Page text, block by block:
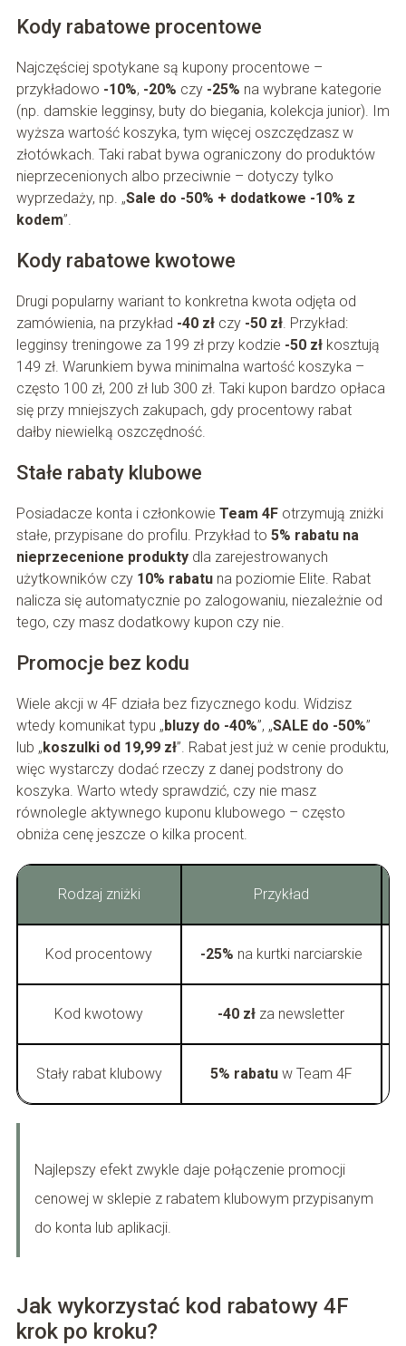
Kody rabatowe procentowe
Najczęściej spotykane są kupony procentowe –
przykładowo -10%, -20% czy -25% na wybrane kategorie
(np. damskie legginsy, buty do biegania, kolekcja junior). Im
wyższa wartość koszyka, tym więcej oszczędzasz w
złotówkach. Taki rabat bywa ograniczony do produktów
nieprzecenionych albo przeciwnie – dotyczy tylko
wyprzedaży, np. „Sale do -50% + dodatkowe -10% z
kodem”.
Kody rabatowe kwotowe
Drugi popularny wariant to konkretna kwota odjęta od
zamówienia, na przykład -40 złczy -50 zł. Przykład:
legginsy treningowe za 199 zł przy kodzie -50 złkosztują
149 zł. Warunkiem bywa minimalna wartość koszyka –
często 100 zł, 200 zł lub 300 zł. Taki kupon bardzo opłaca
się przy mniejszych zakupach, gdy procentowy rabat
dałby niewielką oszczędność.
Stałe rabaty klubowe
Posiadacze konta i członkowie Team 4Fotrzymują zniżki
stałe, przypisane do profilu. Przykład to 5% rabatu na
nieprzecenione produktydla zarejestrowanych
użytkowników czy 10% rabatuna poziomie Elite. Rabat
nalicza się automatycznie po zalogowaniu, niezależnie od
tego, czy masz dodatkowy kupon czy nie.
Promocje bez kodu
Wiele akcji w 4F działa bez fizycznego kodu. Widzisz
wtedy komunikat typu „bluzy do -40%”, „SALE do -50%”
lub „koszulki od 19,99 zł”. Rabat jest już w cenie produktu,
więc wystarczy dodać rzeczy z danej podstrony do
koszyka. Warto wtedy sprawdzić, czy nie masz
równolegle aktywnego kuponu klubowego – często
obniża cenę jeszcze o kilka procent.
Rodzaj zniżki Przykład
Kod procentowy -25% na kurtki narciarskie
Kod kwotowy -40 zł za newsletter
Stały rabat klubowy 5% rabatuw Team 4F
Najlepszy efekt zwykle daje połączenie promocji
cenowej w sklepie z rabatem klubowym przypisanym
do konta lub aplikacji.
Jak wykorzystać kod rabatowy 4F
krok po kroku?